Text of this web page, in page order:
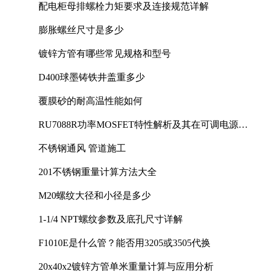
配电柜母排螺栓力矩要求及连接规范详解
膨胀螺丝尺寸是多少
镀锌方管有哪些常见规格和型号
D400球墨铸铁井盖重多少
覆膜砂的耐高温性能如何
RU7088R功率MOSFET特性解析及其在可调电源设
不锈钢通风 管道施工
201不锈钢重量计算方法大全
M20螺纹大径和小径是多少
1-1/4 NPT螺纹参数及底孔尺寸详解
F1010E是什么管？能否用3205或3505代换
20x40x2镀锌方管单米重量计算与应用分析